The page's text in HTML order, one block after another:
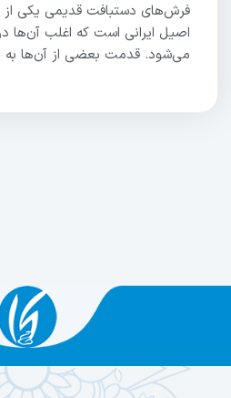
فرش‌های دستبافت قدیمی یکی از
اصیل ایرانی است که اغلب آن‌ها
می‌شود. قدمت بعضی از آن‌ها